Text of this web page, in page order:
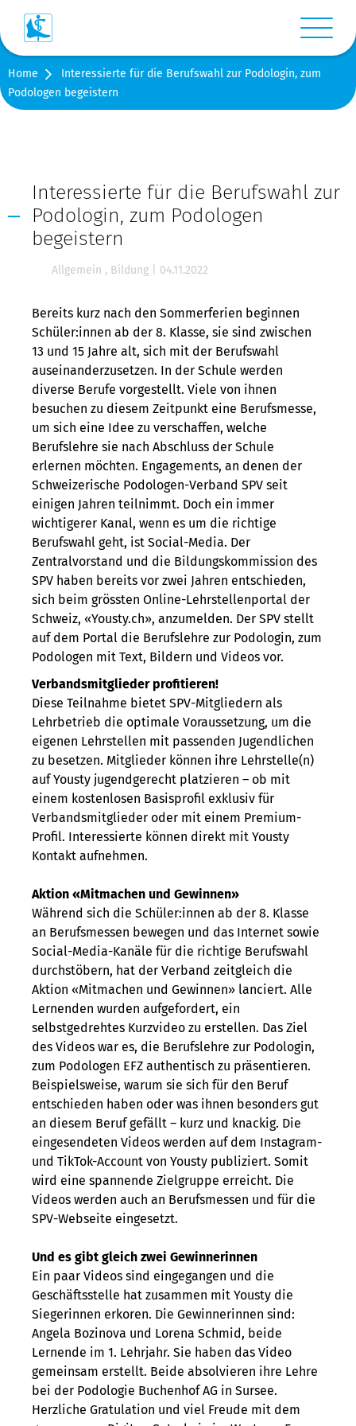
Menü
Kontakt
Medien
Shop
Stellen-/Raumangebote
Login
Home
Interessierte für die Berufswahl zur Podologin, zum
Podologen begeistern
Interessierte für die Berufswahl zur
Podologin, zum Podologen
begeistern
Allgemein , Bildung 04.11.2022
Bereits kurz nach den Sommerferien beginnen
Schüler:innen ab der 8. Klasse, sie sind zwischen
13 und 15 Jahre alt, sich mit der Berufswahl
auseinanderzusetzen. In der Schule werden
diverse Berufe vorgestellt. Viele von ihnen
besuchen zu diesem Zeitpunkt eine Berufsmesse,
um sich eine Idee zu verschaffen, welche
Berufslehre sie nach Abschluss der Schule
erlernen möchten. Engagements, an denen der
Schweizerische Podologen-Verband SPV seit
einigen Jahren teilnimmt. Doch ein immer
wichtigerer Kanal, wenn es um die richtige
Berufswahl geht, ist Social-Media. Der
Zentralvorstand und die Bildungskommission des
SPV haben bereits vor zwei Jahren entschieden,
sich beim grössten Online-Lehrstellenportal der
Schweiz, «Yousty.ch», anzumelden. Der SPV stellt
auf dem Portal die Berufslehre zur Podologin, zum
Podologen mit Text, Bildern und Videos vor.
Verbandsmitglieder profitieren!
Diese Teilnahme bietet SPV-Mitgliedern als
Lehrbetrieb die optimale Voraussetzung, um die
eigenen Lehrstellen mit passenden Jugendlichen
zu besetzen. Mitglieder können ihre Lehrstelle(n)
auf Yousty jugendgerecht platzieren – ob mit
einem kostenlosen Basisprofil exklusiv für
Verbandsmitglieder oder mit einem Premium-
Profil. Interessierte können direkt mit Yousty
Kontakt aufnehmen.
Aktion «Mitmachen und Gewinnen»
Während sich die Schüler:innen ab der 8. Klasse
an Berufsmessen bewegen und das Internet sowie
Social-Media-Kanäle für die richtige Berufswahl
durchstöbern, hat der Verband zeitgleich die
Aktion «Mitmachen und Gewinnen» lanciert. Alle
Lernenden wurden aufgefordert, ein
selbstgedrehtes Kurzvideo zu erstellen. Das Ziel
des Videos war es, die Berufslehre zur Podologin,
zum Podologen EFZ authentisch zu präsentieren.
Beispielsweise, warum sie sich für den Beruf
entschieden haben oder was ihnen besonders gut
an diesem Beruf gefällt – kurz und knackig. Die
eingesendeten Videos werden auf dem Instagram-
und TikTok-Account von Yousty publiziert. Somit
wird eine spannende Zielgruppe erreicht. Die
Videos werden auch an Berufsmessen und für die
SPV-Webseite eingesetzt.
Und es gibt gleich zwei Gewinnerinnen
Ein paar Videos sind eingegangen und die
Geschäftsstelle hat zusammen mit Yousty die
Siegerinnen erkoren. Die Gewinnerinnen sind:
Angela Bozinova und Lorena Schmid, beide
Lernende im 1. Lehrjahr. Sie haben das Video
gemeinsam erstellt. Beide absolvieren ihre Lehre
bei der Podologie Buchenhof AG in Sursee.
Herzliche Gratulation und viel Freude mit dem